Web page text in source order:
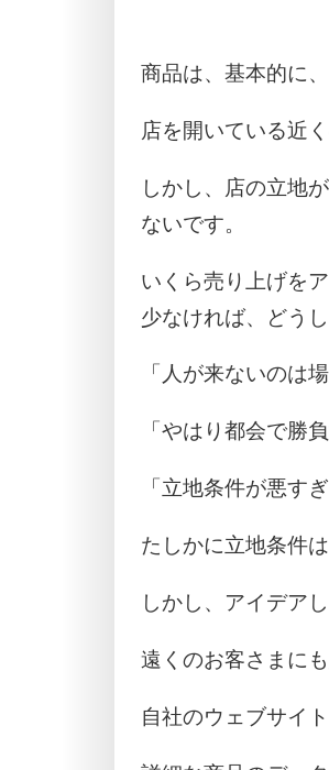
商品は、基本的に
店を開いている近
しかし、店の立地
ないです。
いくら売り上げを
少なければ、どう
「人が来ないのは
「やはり都会で勝
「立地条件が悪すぎ
たしかに立地条件
しかし、アイデア
遠くのお客さまに
自社のウェブサイ